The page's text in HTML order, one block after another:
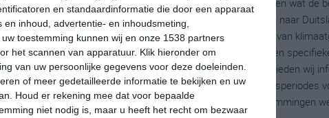
en standaardinformatie die door een apparaat
inhoud, advertentie- en inhoudsmeting,
uw toestemming kunnen wij en onze 1538 partners
het scannen van apparatuur. Klik hieronder om
van uw persoonlijke gegevens voor deze doeleinden.
of meer gedetailleerde informatie te bekijken en uw
Houd er rekening mee dat voor bepaalde
niet nodig is, maar u heeft het recht om bezwaar
NNO 1
reizen. Wil je weten wat de
maanden zijn om naar
reizen? Op basis van
weersextremen en
weerinformatie bieden wij
over de beste reisperiodes
duizenden bestemmingen